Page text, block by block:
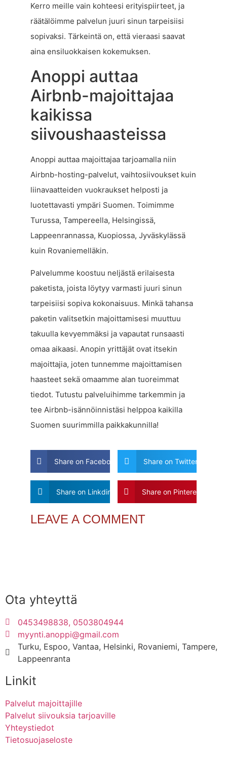
Kerro meille vain kohteesi erityispiirteet, ja
räätälöimme palvelun juuri sinun tarpeisiisi
sopivaksi. Tärkeintä on, että vieraasi saavat
aina ensiluokkaisen kokemuksen.
Anoppi auttaa
Airbnb-majoittajaa
kaikissa
siivoushaasteissa
Anoppi auttaa majoittajaa tarjoamalla niin
Airbnb-hosting-palvelut, vaihtosiivoukset kuin
liinavaatteiden vuokraukset helposti ja
luotettavasti ympäri Suomen. Toimimme
Turussa, Tampereella, Helsingissä,
Lappeenrannassa, Kuopiossa, Jyväskylässä
kuin Rovaniemelläkin.
Palvelumme koostuu neljästä erilaisesta
paketista, joista löytyy varmasti juuri sinun
tarpeisiisi sopiva kokonaisuus. Minkä tahansa
paketin valitsetkin majoittamisesi muuttuu
takuulla kevyemmäksi ja vapautat runsaasti
omaa aikaasi. Anopin yrittäjät ovat itsekin
majoittajia, joten tunnemme majoittamisen
haasteet sekä omaamme alan tuoreimmat
tiedot. Tutustu palveluihimme tarkemmin ja
tee Airbnb-isännöinnistäsi helppoa kaikilla
Suomen suurimmilla paikkakunnilla!
Share on Facebook Share on Twitter
Share on Linkdin Share on Pinterest
LEAVE A COMMENT
Ota yhteyttä
0453498838, 0503804944
myynti.anoppi@gmail.com
Turku, Espoo, Vantaa, Helsinki, Rovaniemi, Tampere,
Lappeenranta
Linkit
Palvelut majoittajille
Palvelut siivouksia tarjoaville
Yhteystiedot
Tietosuojaseloste